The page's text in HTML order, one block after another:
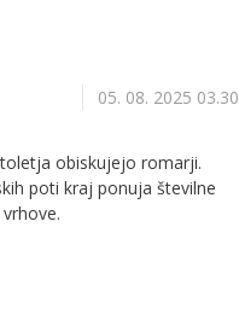
05. 08. 2025 03.30
obiskujejo romarji.
poti kraj ponuja številne